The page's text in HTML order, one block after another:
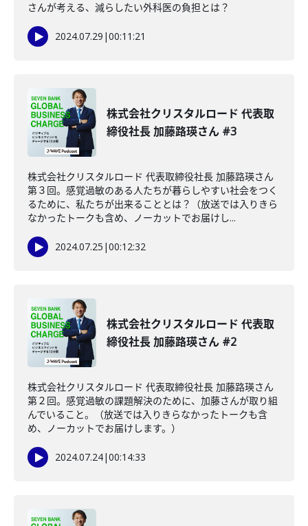
さんが考える、減らしたい外科医の負担とは？
2024.07.29 |00:11:21
株式会社クリスタルロード 代表取
締役社長 加藤路瑛さん #3
株式会社クリスタルロード 代表取締役社長 加藤路瑛さん
第３回。感覚過敏のある人たちが暮らしやすい社会をつく
るために、私たちが出来ることとは？（放送では入りきら
なかったトークも含め、ノーカットでお届けし...
2024.07.25 |00:12:32
株式会社クリスタルロード 代表取
締役社長 加藤路瑛さん #2
株式会社クリスタルロード 代表取締役社長 加藤路瑛さん
第２回。感覚過敏の課題解決のために、加藤さんが取り組
んでいること。（放送では入りきらなかったトークも含
め、ノーカットでお届けします。）
2024.07.24|00:14:33